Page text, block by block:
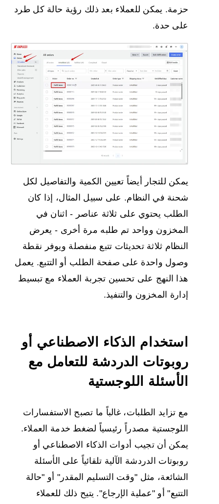
حزمة. يمكن للعملاء بعد ذلك رؤية حالة كل طرد
على حدة.
يمكن للتجار أيضاً تعيين الكمية والتفاصيل لكل
شحنة في النظام. على سبيل المثال، إذا كان
الطلب يحتوي على ثلاثة عناصر - اثنان في
المخزون وواحد تم طلبه مرة أخرى - يعرض
النظام ثلاثة تحديثات تتبع منفصلة ويوفر نقطة
وصول واحدة على صفحة الطلب أو التتبع. يعمل
هذا النهج على تحسين تجربة العملاء مع تبسيط
إدارة المخزون والتنفيذ.
استخدام الذكاء الاصطناعي أو
روبوتات الدردشة للتعامل مع
الأسئلة اللوجستية
مع تزايد الطلبات، غالباً ما تصبح الاستفسارات
اللوجستية مصدراً رئيسياً لضغط خدمة العملاء.
يمكن أن تجيب أدوات الذكاء الاصطناعي أو
روبوتات الدردشة الآلية تلقائياً على الأسئلة
الشائعة، مثل "وقت التسليم المقدر" أو "حالة
التتبع" أو "عملية الإرجاع". يتيح ذلك للعملاء